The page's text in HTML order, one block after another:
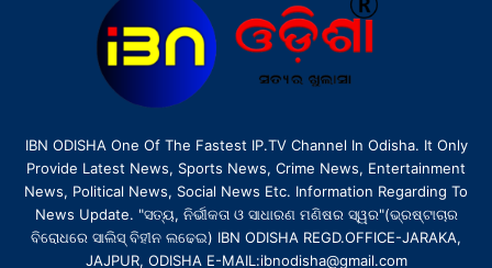
IBN ODISHA One Of The Fastest IP.TV Channel In Odisha. It Only
Provide Latest News, Sports News, Crime News, Entertainment
News, Political News, Social News Etc. Information Regarding To
News Update. "ସତ୍ୟ, ନିର୍ଭୀକତା ଓ ସାଧାରଣ ମଣିଷର ସ୍ୱର"(ଭ୍ରଷ୍ଟାଚାର
ବିରୋଧରେ ସାଲିସ୍ ବିହୀନ ଲଢେଇ) IBN ODISHA REGD.OFFICE-JARAKA,
JAJPUR, ODISHA E-MAIL:ibnodisha@gmail.com